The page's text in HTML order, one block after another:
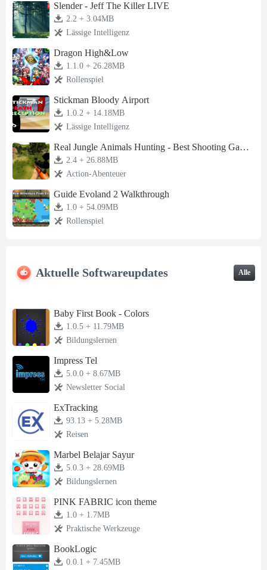
Slender - Jeff The Killer LIVE
2.2 + 3.04MB
Lässige Intelligenz
Dragon High&Low
1.1.0 + 26.28MB
Rollenspiel
Stickman Bloody Airport
1.0.2 + 14.18MB
Lässige Intelligenz
Real Jungle Animals Hunting - Best Shooting Gam
e
2.4 + 26.88MB
Action-Abenteuer
Guide Evoland 2 Walkthrough
1.0 + 54.09MB
Rollenspiel
Aktuelle Softwareupdates Alle
Baby First Book - Colors
1.0.5 + 11.79MB
Bildungslernen
Impress Tel
5.0.0 + 8.67MB
Newsletter Social
ExTracking
93.13 + 5.28MB
Reisen
Marbel Belajar Sayur
5.0.3 + 28.69MB
Bildungslernen
PINK FABRIC icon theme
1.0 + 1.7MB
Praktische Werkzeuge
BookLogic
0.0.1 + 7.45MB